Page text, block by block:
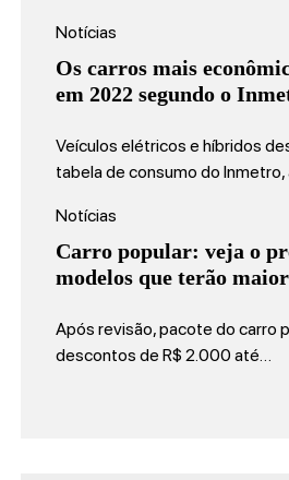
Notícias
Os carros mais
em 2022 segundo o
Veículos elétricos e híbridos
tabela de consumo do
Notícias
Carro popular: veja o
modelos que terão
Após revisão, pacote do carro
descontos de R$ 2.000 até…